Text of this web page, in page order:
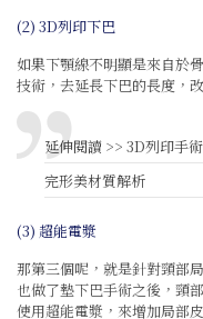
(2) 3D列印下巴
如果下顎線不明顯是來自於
技術，去延長下巴的長度，
延伸閱讀 >> 3D列印手
完形美材質解析
(3) 超能電漿
那第三個呢，就是針對頸部
也做了墊下巴手術之後，頸
使用超能電漿，來增加局部